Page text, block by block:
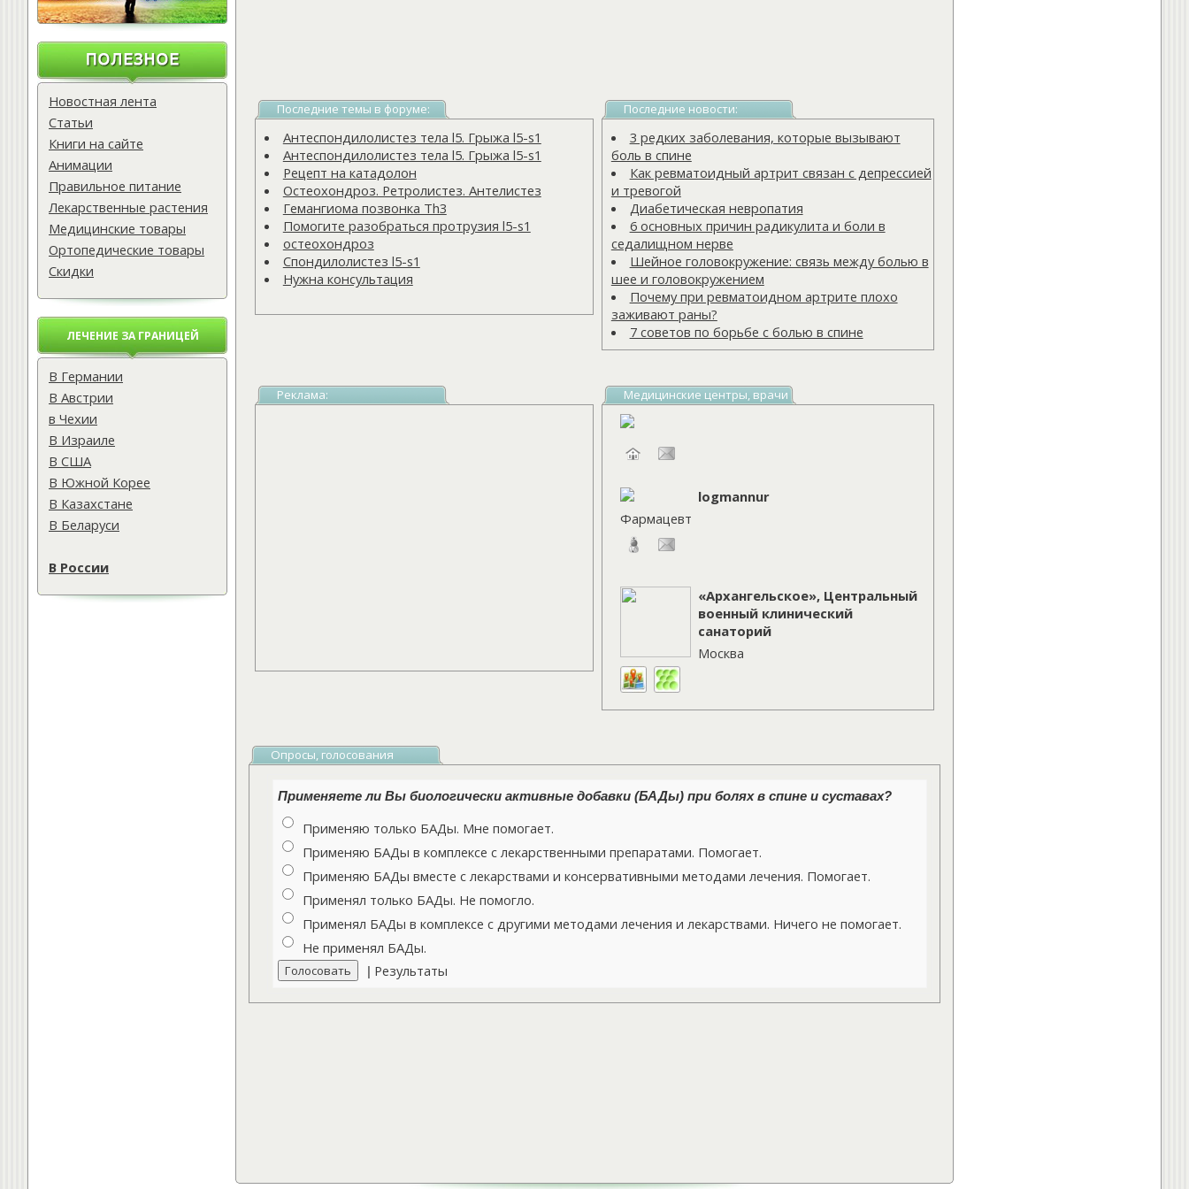
Новостная лента
Статьи
Книги на сайте
Анимации
Правильное питание
Лекарственные растения
Медицинские товары
Ортопедические товары
Скидки
ЛЕЧЕНИЕ ЗА ГРАНИЦЕЙ
В Германии
В Австрии
в Чехии
В Израиле
В США
В Южной Корее
В Казахстане
В Беларуси
В России
Последние темы в форуме:
Антеспондилолистез тела l5. Грыжа l5-s1
Антеспондилолистез тела l5. Грыжа l5-s1
Рецепт на катадолон
Остеохондроз. Ретролистез. Антелистез
Гемангиома позвонка Тh3
Помогите разобраться протрузия l5-s1
остеохондроз
Спондилолистез l5-s1
Нужна консультация
Последние новости:
3 редких заболевания, которые вызывают
боль в спине
Как ревматоидный артрит связан с депрессией
и тревогой
Диабетическая невропатия
6 основных причин радикулита и боли в
седалищном нерве
Шейное головокружение: связь между болью в
шее и головокружением
Почему при ревматоидном артрите плохо
заживают раны?
7 советов по борьбе с болью в спине
Реклама: Медицинские центры, врачи
logmannur
Фармацевт
«Архангельское», Центральный
военный клинический
санаторий
Москва
Опросы, голосования
Применяете ли Вы биологически активные добавки (БАДы) при болях в спине и суставах?
Применяю только БАДы. Мне помогает.
Применяю БАДы в комплексе с лекарственными препаратами. Помогает.
Применяю БАДы вместе с лекарствами и консервативными методами лечения. Помогает.
Применял только БАДы. Не помогло.
Применял БАДы в комплексе с другими методами лечения и лекарствами. Ничего не помогает.
Не применял БАДы.
Результаты